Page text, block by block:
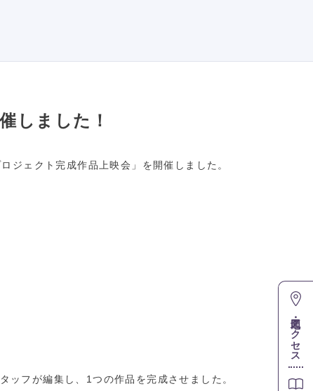
しました！
ロジェクト完成作品上映会」を開催しました。
ッフが編集し、1つの作品を完成させました。
地図・アクセス